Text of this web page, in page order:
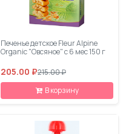
Печенье детское Fleur Alpine
Organic "Овсяное" с 6 мес 150 г
205.00 ₽215.00 ₽
В корзину